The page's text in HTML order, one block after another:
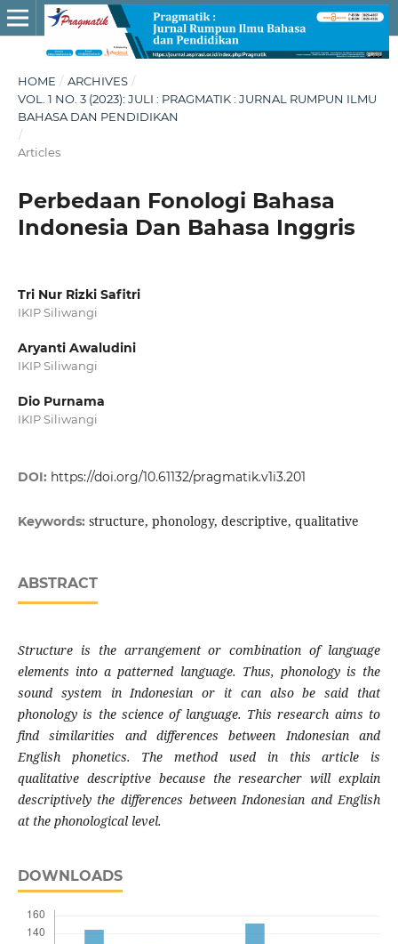
HOME / ARCHIVES /
VOL. 1 NO. 3 (2023): JULI : PRAGMATIK : JURNAL RUMPUN ILMU
BAHASA DAN PENDIDIKAN
/
Articles
Perbedaan Fonologi Bahasa
Indonesia Dan Bahasa Inggris
Tri Nur Rizki Safitri
IKIP Siliwangi
Aryanti Awaludini
IKIP Siliwangi
Dio Purnama
IKIP Siliwangi
DOI: https://doi.org/10.61132/pragmatik.v1i3.201
Keywords: structure, phonology, descriptive, qualitative
ABSTRACT
Structure is the arrangement or combination of language
elements into a patterned language. Thus, phonology is the
sound system in Indonesian or it can also be said that
phonology is the science of language. This research aims to
find similarities and differences between Indonesian and
English phonetics. The method used in this article is
qualitative descriptive because the researcher will explain
descriptively the differences between Indonesian and English
at the phonological level.
DOWNLOADS